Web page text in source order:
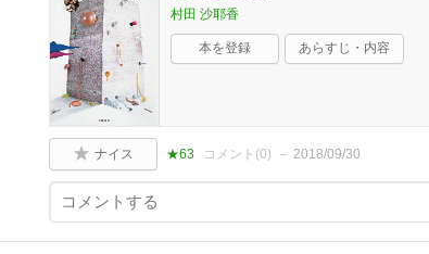
村田 沙耶香
本を登録 あらすじ・内容
ナイス ★63 コメント(0) 2018/09/30